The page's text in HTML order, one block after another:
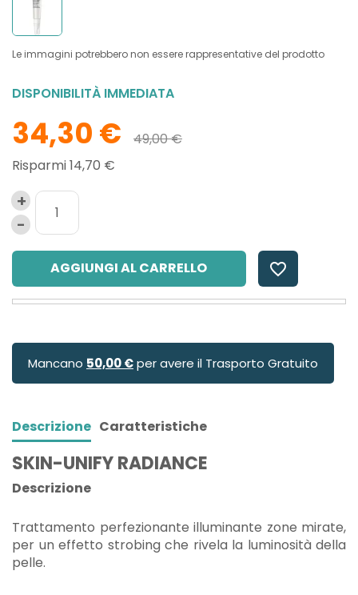
Le immagini potrebbero non essere rappresentative del prodotto
DISPONIBILITÀ IMMEDIATA
34,30 €
49,00 €
Risparmi 14,70 €
AGGIUNGI AL CARRELLO favorite_border
Mancano 50,00 €per avere il Trasporto Gratuito
Descrizione Caratteristiche
SKIN-UNIFY RADIANCE
Descrizione
Trattamento perfezionante illuminante zone mirate,
per un effetto strobing che rivela la luminosità della
pelle.